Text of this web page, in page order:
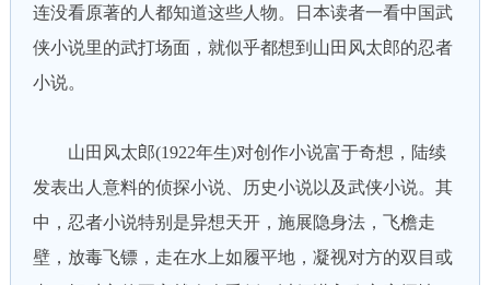
连没看原著的人都知道这些人物。日本读者一看中国武
侠小说里的武打场面，就似乎都想到山田风太郎的忍者
小说。
山田风太郎(1922年生)对创作小说富于奇想，陆续
发表出人意料的侦探小说、历史小说以及武侠小说。其
中，忍者小说特别是异想天开，施展隐身法，飞檐走
壁，放毒飞镖，走在水上如履平地，凝视对方的双目或